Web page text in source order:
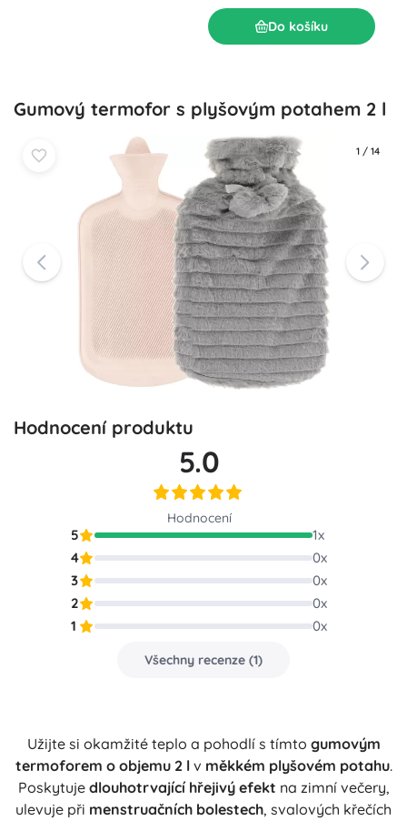
Do košíku
Gumový termofor s plyšovým potahem 2 l
1 / 14
Hodnocení produktu
5.0
Hodnocení
5 1x
4
0x
3
0x
2
0x
1
0x
Všechny recenze (1)
Užijte si okamžité teplo a pohodlí s tímto gumovým
termoforem o objemu 2 lv měkkém plyšovém potahu.
Poskytuje dlouhotrvající hřejivý efekt na zimní večery,
ulevuje při menstruačních bolestech, svalových křečích